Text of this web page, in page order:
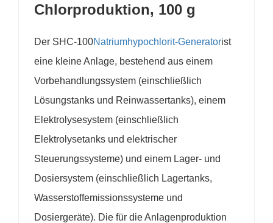
Chlorproduktion, 100 g
Der SHC-100Natriumhypochlorit-Generatorist
eine kleine Anlage, bestehend aus einem
Vorbehandlungssystem (einschließlich
Lösungstanks und Reinwassertanks), einem
Elektrolysesystem (einschließlich
Elektrolysetanks und elektrischer
Steuerungssysteme) und einem Lager- und
Dosiersystem (einschließlich Lagertanks,
Wasserstoffemissionssysteme und
Dosiergeräte). Die für die Anlagenproduktion